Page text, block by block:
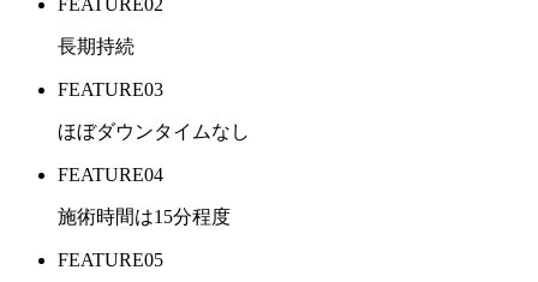
長期持続
FEATURE03
ほぼダウンタイムなし
FEATURE04
施術時間は15分程度
FEATURE05